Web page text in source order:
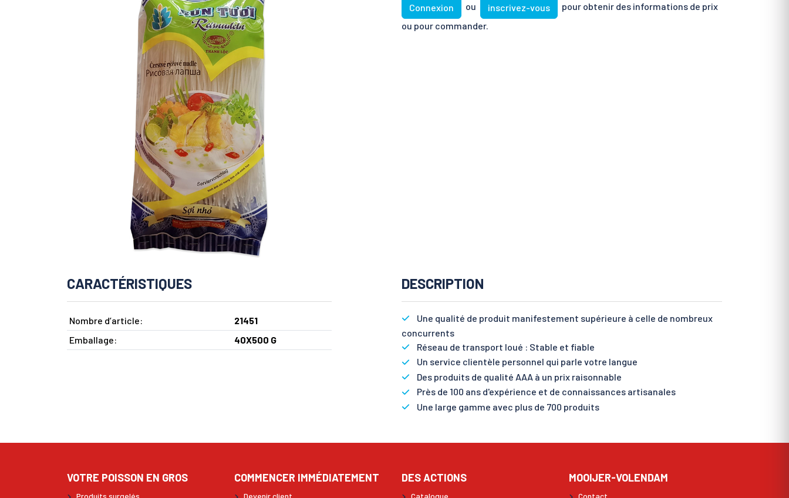
Connexion ou inscrivez-vous
pour obtenir des informations de prix
ou pour commander.
CARACTÉRISTIQUES
Nombre d’article:
21451
Emballage:
40X500 G
DESCRIPTION
Une qualité de produit manifestement supérieure à celle de nombreux
concurrents
Réseau de transport loué : Stable et fiable
Un service clientèle personnel qui parle votre langue
Des produits de qualité AAA à un prix raisonnable
Près de 100 ans d'expérience et de connaissances artisanales
Une large gamme avec plus de 700 produits
VOTRE POISSON EN GROS
Produits surgelés
COMMENCER IMMÉDIATEMENT
Devenir client
DES ACTIONS
Catalogue
MOOIJER-VOLENDAM
Contact